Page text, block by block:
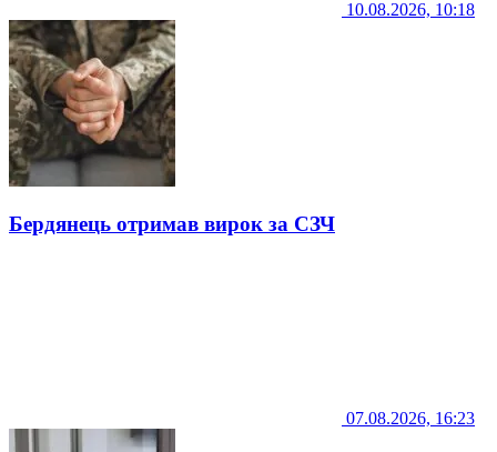
10.08.2026, 10:18
Бердянець отримав вирок за СЗЧ
07.08.2026, 16:23